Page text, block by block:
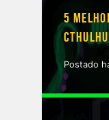
5
CTHULHU
Postado